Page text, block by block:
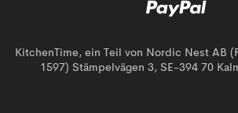
KitchenTime, ein Teil von Nordic Nest AB
1597) Stämpelvägen 3, SE-394 70